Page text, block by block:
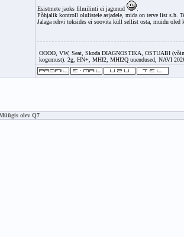
Esistmete jaoks filmilinti ei jagunud
Põhjalik kontroll olulistele asjadele, mida on terve list s.h.
Jalaga rehvi toksides ei soovita küll sellist osta, muidu oled
OOOO, VW, Seat, Skoda DIAGNOSTIKA, OSTUABI
kogemust). 2g, HN+, MHI2, MHI2Q uuendused, NAVI
olev Q7